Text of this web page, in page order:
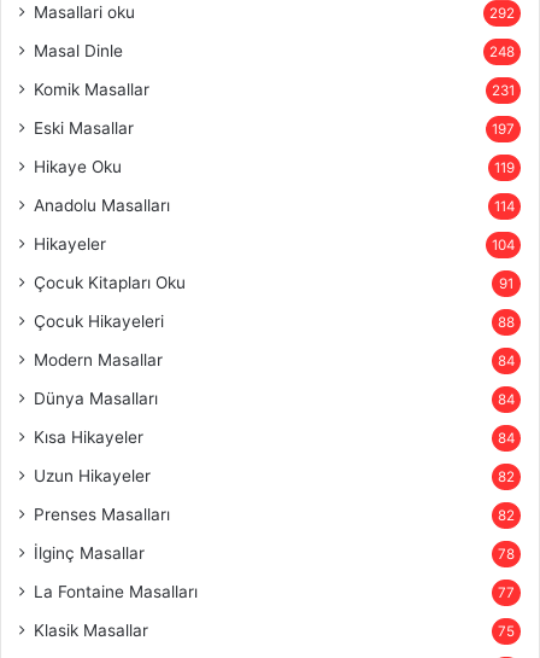
Masallari oku 292
Masal Dinle 248
Komik Masallar 231
Eski Masallar 197
Hikaye Oku 119
Anadolu Masalları 114
Hikayeler 104
Çocuk Kitapları Oku 91
Çocuk Hikayeleri 88
Modern Masallar 84
Dünya Masalları 84
Kısa Hikayeler 84
Uzun Hikayeler 82
Prenses Masalları 82
İlginç Masallar 78
La Fontaine Masalları 77
Klasik Masallar 75